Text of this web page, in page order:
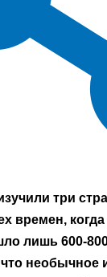
три
времен,
лишь 600-
необычное